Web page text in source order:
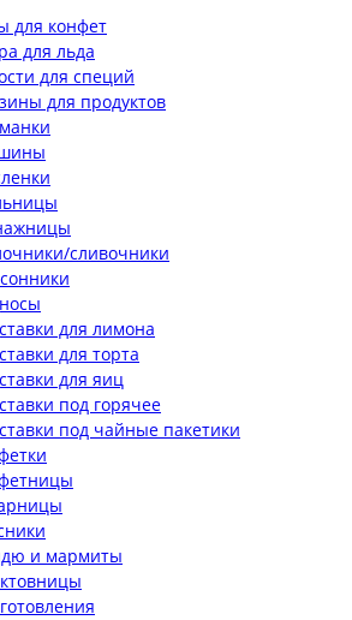
для конфет
для льда
для специй
для продуктов
сливочники
для лимона
для торта
для яиц
под горячее
под чайные пакетики
и мармиты